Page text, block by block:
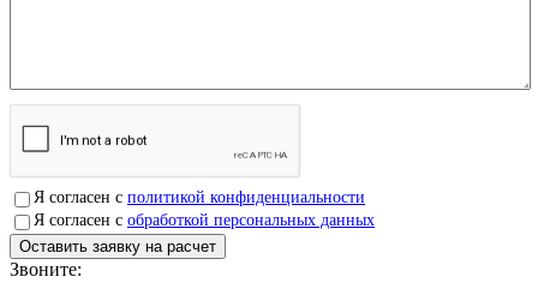
Я согласен с политикой конфиденциальности
Я согласен с обработкой персональных данных
Звоните: